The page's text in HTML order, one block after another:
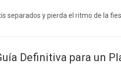
separados y pierda el ritmo de la
Definitiva para un